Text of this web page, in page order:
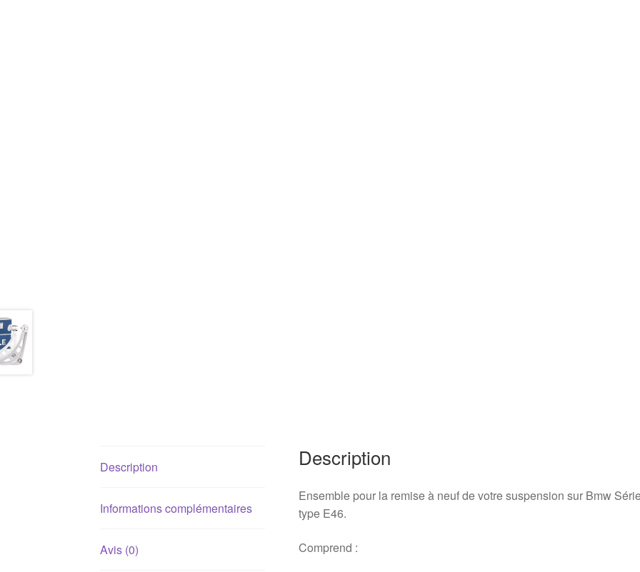
Description
Informations complémentaires
Avis (0)
Description
Ensemble pour la remise à neuf de votre suspension sur Bmw
type E46.
Comprend :